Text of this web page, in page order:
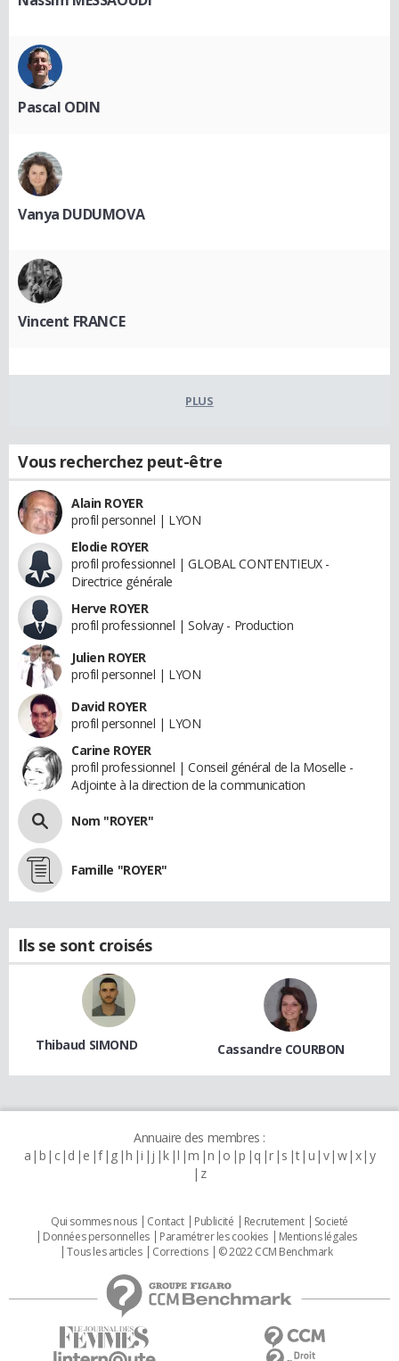
Pascal ODIN
Vanya DUDUMOVA
Vincent FRANCE
PLUS
Vous recherchez peut-être
Alain ROYER
profil personnel | LYON
Elodie ROYER
profil professionnel | GLOBAL CONTENTIEUX -
Directrice générale
Herve ROYER
profil professionnel | Solvay - Production
Julien ROYER
profil personnel | LYON
David ROYER
profil personnel | LYON
Carine ROYER
profil professionnel | Conseil général de la Moselle -
Adjointe à la direction de la communication
Nom "ROYER"
Famille "ROYER"
Ils se sont croisés
Thibaud SIMOND Cassandre COURBON
Annuaire des membres :
a b c d e f g h i j k l m n o p q r s t u v w x y
z
Qui sommes nous Contact Publicité Recrutement
Societé
Données personnelles
Paramétrer les cookies
Mentions légales
Tous les articles
Corrections © 2022 CCM Benchmark